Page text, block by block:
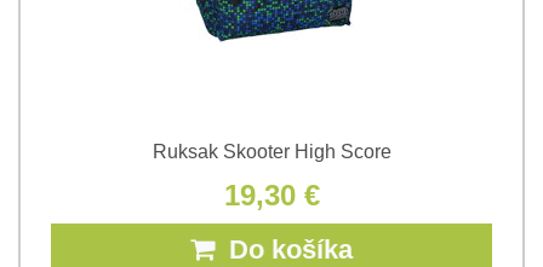
Ruksak Skooter High Score
19,30 €
Do košíka